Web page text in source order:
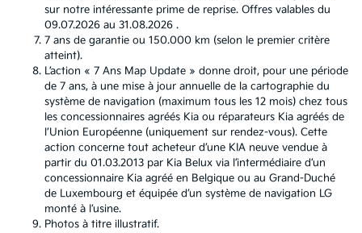
sur notre intéressante prime de reprise. Offres valables du
09.07.2026 au 31.08.2026 .
7 ans de garantie ou 150.000 km (selon le premier critère
atteint).
L’action « 7 Ans Map Update » donne droit, pour une période
de 7 ans, à une mise à jour annuelle de la cartographie du
système de navigation (maximum tous les 12 mois) chez tous
les concessionnaires agréés Kia ou réparateurs Kia agréés de
l’Union Européenne (uniquement sur rendez-vous). Cette
action concerne tout acheteur d’une KIA neuve vendue à
partir du 01.03.2013 par Kia Belux via l’intermédiaire d’un
concessionnaire Kia agréé en Belgique ou au Grand-Duché
de Luxembourg et équipée d’un système de navigation LG
monté à l’usine.
Photos à titre illustratif.